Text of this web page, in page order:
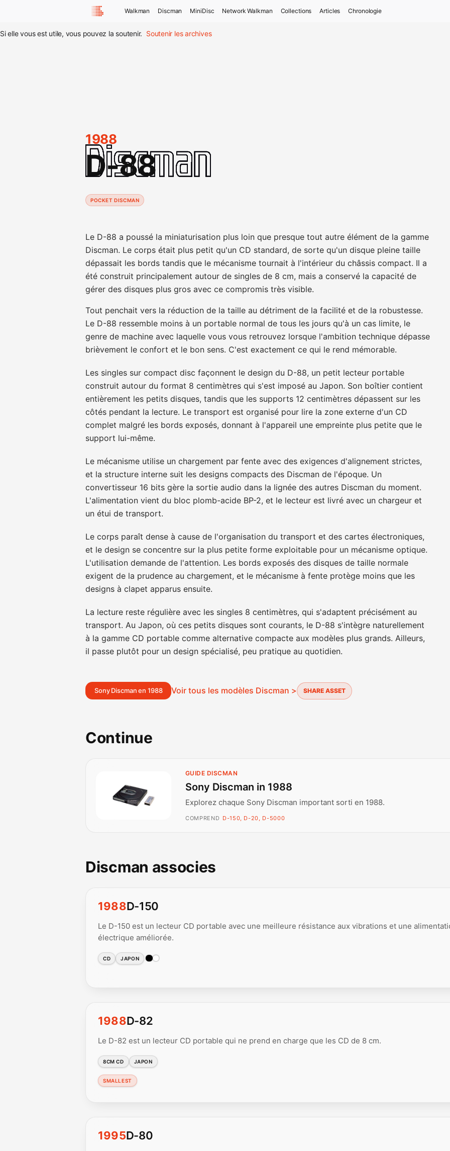
Walkman Discman MiniDisc Network Walkman Collections Articles Chronologie
Si elle vous est utile, vous pouvez la soutenir. Soutenir les archives
1988
D-88
POCKET DISCMAN
Le D-88 a poussé la miniaturisation plus loin que presque tout autre élément de la gamme
Discman. Le corps était plus petit qu'un CD standard, de sorte qu'un disque pleine taille
dépassait les bords tandis que le mécanisme tournait à l'intérieur du châssis compact. Il a
été construit principalement autour de singles de 8 cm, mais a conservé la capacité de
gérer des disques plus gros avec ce compromis très visible.
Tout penchait vers la réduction de la taille au détriment de la facilité et de la robustesse.
Le D-88 ressemble moins à un portable normal de tous les jours qu'à un cas limite, le
genre de machine avec laquelle vous vous retrouvez lorsque l'ambition technique dépasse
brièvement le confort et le bon sens. C'est exactement ce qui le rend mémorable.
Les singles sur compact disc façonnent le design du D-88, un petit lecteur portable
construit autour du format 8 centimètres qui s'est imposé au Japon. Son boîtier contient
entièrement les petits disques, tandis que les supports 12 centimètres dépassent sur les
côtés pendant la lecture. Le transport est organisé pour lire la zone externe d'un CD
complet malgré les bords exposés, donnant à l'appareil une empreinte plus petite que le
support lui-même.
Le mécanisme utilise un chargement par fente avec des exigences d'alignement strictes,
et la structure interne suit les designs compacts des Discman de l'époque. Un
convertisseur 16 bits gère la sortie audio dans la lignée des autres Discman du moment.
L'alimentation vient du bloc plomb-acide BP-2, et le lecteur est livré avec un chargeur et
un étui de transport.
Le corps paraît dense à cause de l'organisation du transport et des cartes électroniques,
et le design se concentre sur la plus petite forme exploitable pour un mécanisme optique.
L'utilisation demande de l'attention. Les bords exposés des disques de taille normale
exigent de la prudence au chargement, et le mécanisme à fente protège moins que les
designs à clapet apparus ensuite.
La lecture reste régulière avec les singles 8 centimètres, qui s'adaptent précisément au
transport. Au Japon, où ces petits disques sont courants, le D-88 s'intègre naturellement
à la gamme CD portable comme alternative compacte aux modèles plus grands. Ailleurs,
il passe plutôt pour un design spécialisé, peu pratique au quotidien.
Sony Discman en 1988 Voir tous les modèles Discman > SHARE ASSET
Continue
GUIDE DISCMAN
Sony Discman in 1988
Explorez chaque Sony Discman important sorti en 1988.
COMPREND D-150, D-20, D-5000
Discman associes
1988D-150
Le D-150 est un lecteur CD portable avec une meilleure résistance aux vibrations et une
électrique améliorée.
CD JAPON
1988D-82
Le D-82 est un lecteur CD portable qui ne prend en charge que les CD de 8 cm.
8CM CD JAPON
SMALLEST
1995D-80